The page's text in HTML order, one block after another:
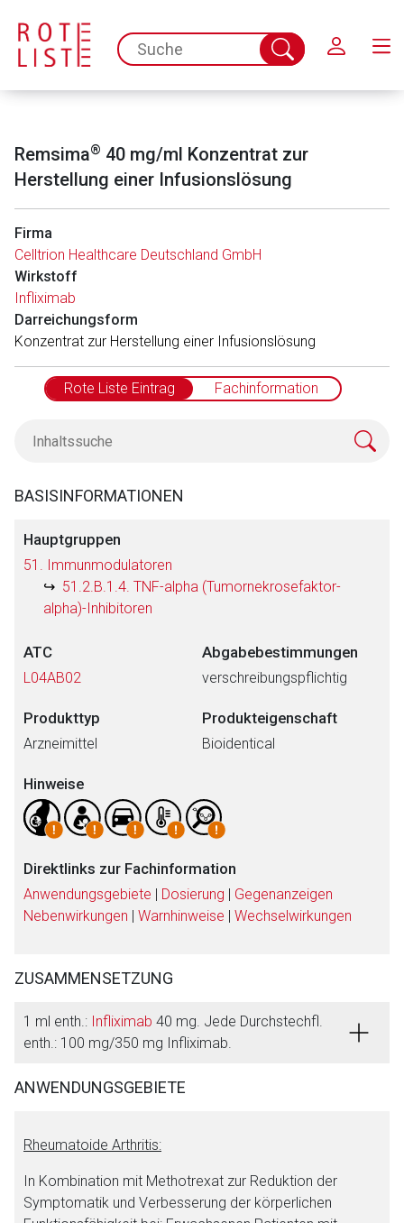
spc.search.input.placeholder
Suche
abschicken
Remsima® 40 mg/ml Konzentrat zur
Herstellung einer Infusionslösung
Firma
Celltrion Healthcare Deutschland GmbH
Wirkstoff
Infliximab
Darreichungsform
Konzentrat zur Herstellung einer Infusionslösung
Rote Liste Eintrag Fachinformation
BASISINFORMATIONEN
Hauptgruppen
51. Immunmodulatoren
51.2.B.1.4. TNF-alpha (Tumornekrosefaktor-
alpha)-Inhibitoren
ATC
L04AB02
Abgabebestimmungen
verschreibungspflichtig
Produkttyp
Arzneimittel
Produkteigenschaft
Bioidentical
Hinweise
Direktlinks zur Fachinformation
Anwendungsgebiete | Dosierung | Gegenanzeigen
Nebenwirkungen | Warnhinweise | Wechselwirkungen
ZUSAMMENSETZUNG
1 ml enth.: Infliximab 40 mg. Jede Durchstechfl.
enth.: 100 mg/350 mg Infliximab.
ANWENDUNGSGEBIETE
Rheumatoide Arthritis:
In Kombination mit Methotrexat zur Reduktion der
Symptomatik und Verbesserung der körperlichen